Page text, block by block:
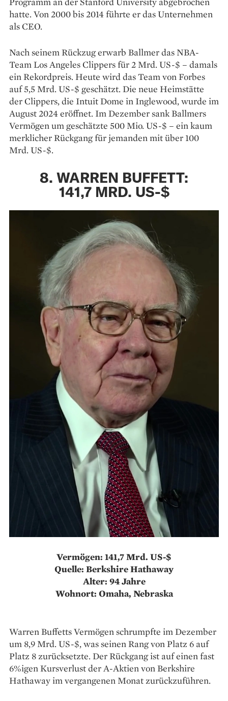
hatte. Von 2000 bis 2014 führte er das Unternehmen
als CEO.
Nach seinem Rückzug erwarb Ballmer das NBA-
Team Los Angeles Clippers für 2 Mrd. US-$ – damals
ein Rekordpreis. Heute wird das Team von Forbes
auf 5,5 Mrd. US-$ geschätzt. Die neue Heimstätte
der Clippers, die Intuit Dome in Inglewood, wurde im
August 2024 eröffnet. Im Dezember sank Ballmers
Vermögen um geschätzte 500 Mio. US-$ – ein kaum
merklicher Rückgang für jemanden mit über 100
Mrd. US-$.
8. WARREN BUFFETT:
141,7 MRD. US-$
Vermögen: 141,7 Mrd. US-$
Quelle: Berkshire Hathaway
Alter: 94 Jahre
Wohnort: Omaha, Nebraska
Warren Buffetts Vermögen schrumpfte im Dezember
um 8,9 Mrd. US-$, was seinen Rang von Platz 6 auf
Platz 8 zurücksetzte. Der Rückgang ist auf einen fast
6%igen Kursverlust der A-Aktien von Berkshire
Hathaway im vergangenen Monat zurückzuführen.